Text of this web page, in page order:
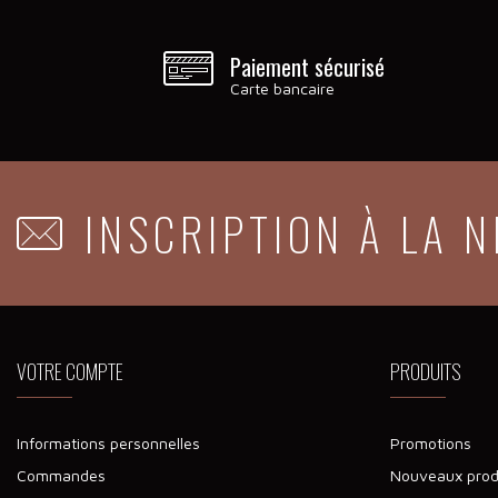
Paiement sécurisé
Carte bancaire
INSCRIPTION À LA
VOTRE COMPTE
Informations personnelles
Commandes
PRODUITS
Promotions
Nouveaux